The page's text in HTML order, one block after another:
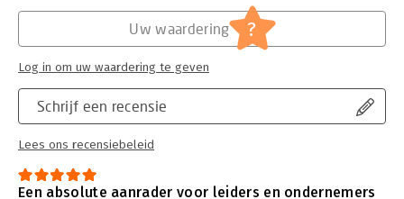
Schrijf een recensie
Lees ons recensiebeleid
Uw waardering ?
Log in om uw waardering te geven
Een absolute aanrader voor leiders en ondernemers